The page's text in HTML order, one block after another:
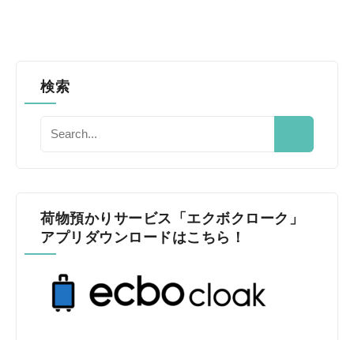
検索
荷物預かりサービス「エクボクローク」
アプリダウンロードはこちら！